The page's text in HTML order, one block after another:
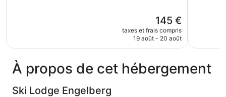
Le
nouveau
prix
145 €
taxes et frais compris
19 août - 20 août
À propos de cet hébergement
Ski Lodge Engelberg